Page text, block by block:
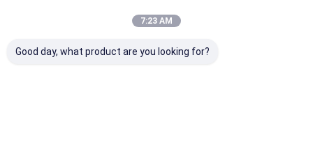
7:23 AM
Good day, what product are you looking for?